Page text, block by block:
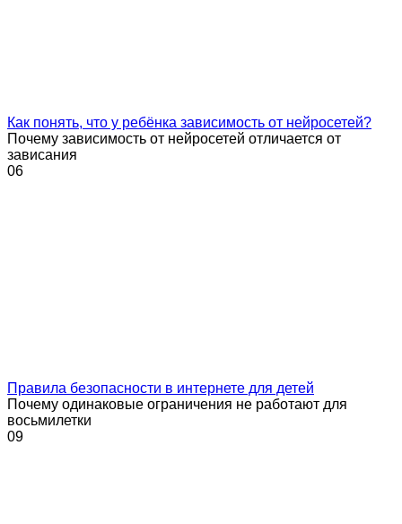
Как понять, что у ребёнка зависимость от нейросетей?
Почему зависимость от нейросетей отличается от
зависания
06
Правила безопасности в интернете для детей
Почему одинаковые ограничения не работают для
восьмилетки
09